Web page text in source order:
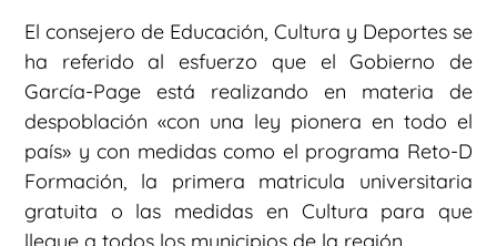
El consejero de Educación, Cultura y Deportes se
ha referido al esfuerzo que el Gobierno de
García-Page está realizando en materia de
despoblación «con una ley pionera en todo el
país» y con medidas como el programa Reto-D
Formación, la primera matricula universitaria
gratuita o las medidas en Cultura para que